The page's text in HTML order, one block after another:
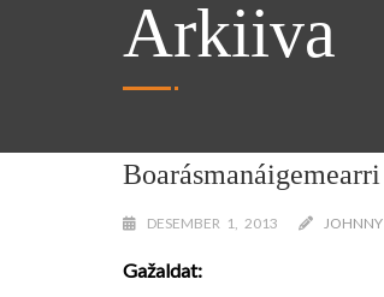
Arkiiva
Boarásmanáigemearri
DESEMBER 1, 2013 JOHNNY
Gažaldat: